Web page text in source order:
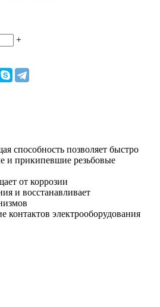
+
способность позволяет быстро
и прикипевшие резьбовые
от коррозии
и восстанавливает
контактов электрооборудования